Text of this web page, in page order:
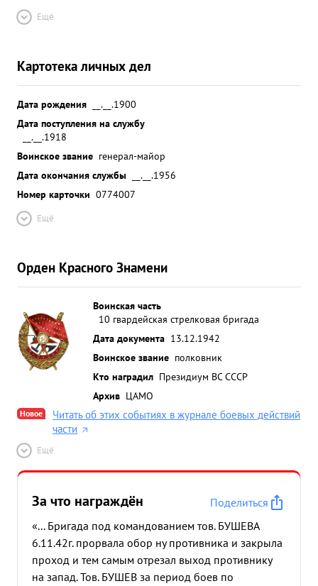
Ещё
Картотека личных дел
Дата рождения
__.__.1900
Дата поступления на службу
__.__.1918
Воинское звание генерал-майор
Дата окончания службы
__.__.1956
Номер карточки 0774007
Ещё
Орден Красного Знамени
Воинская часть
10 гвардейская стрелковая бригада
Дата документа 13.12.1942
Воинское звание полковник
Кто наградил Президиум ВС СССР
Архив ЦАМО
Новое
Читать об этих событиях в журнале боевых действий
части
Ещё
За что награждён
Поделиться
«... Бригада под командованием тов. БУШЕВА
6.11.42г. прорвала обор ну противника и закрыла
проход и тем самым отрезал выход противнику
на запад. Тов. БУШЕВ за период боев по